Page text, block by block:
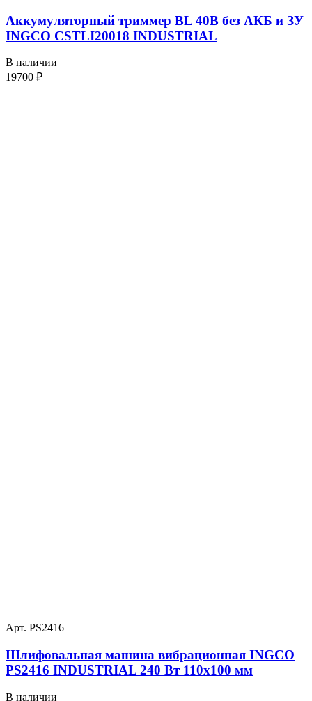
Аккумуляторный триммер BL 40В без АКБ и ЗУ
INGCO CSTLI20018 INDUSTRIAL
В наличии
19700 ₽
Арт. PS2416
Шлифовальная машина вибрационная INGCO
PS2416 INDUSTRIAL 240 Вт 110х100 мм
В наличии